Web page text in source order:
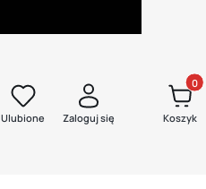
Ulubione Zaloguj się Koszyk